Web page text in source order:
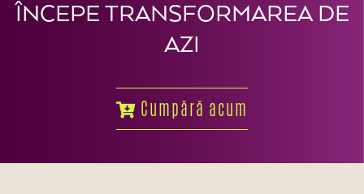
ÎNCEPE TRANSFORMAREA DE
AZI
Cumpără acum